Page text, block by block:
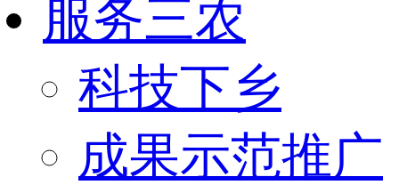
服务三农
科技下乡
成果示范推广